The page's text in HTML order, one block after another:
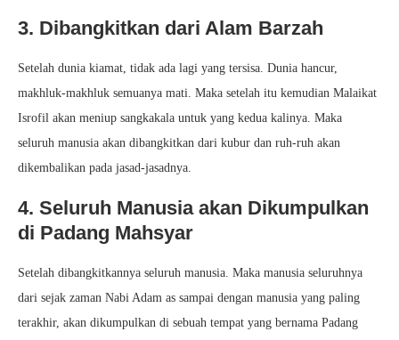
3. Dibangkitkan dari Alam Barzah
Setelah dunia kiamat, tidak ada lagi yang tersisa. Dunia hancur,
makhluk-makhluk semuanya mati. Maka setelah itu kemudian Malaikat
Isrofil akan meniup sangkakala untuk yang kedua kalinya. Maka
seluruh manusia akan dibangkitkan dari kubur dan ruh-ruh akan
dikembalikan pada jasad-jasadnya.
4. Seluruh Manusia akan Dikumpulkan
di Padang Mahsyar
Setelah dibangkitkannya seluruh manusia. Maka manusia seluruhnya
dari sejak zaman Nabi Adam as sampai dengan manusia yang paling
terakhir, akan dikumpulkan di sebuah tempat yang bernama Padang